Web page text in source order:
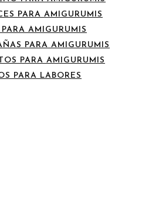
PARA AMIGURUMIS
AMIGURUMIS
PARA AMIGURUMIS
PARA AMIGURUMIS
PARA LABORES